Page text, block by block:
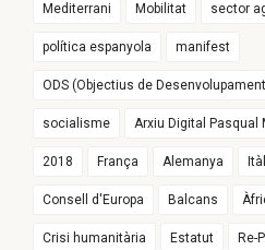
Mediterrani Mobilitat sector
política espanyola manifest
ODS (Objectius de
socialisme Arxiu Digital Pasqual
2018 França Alemanya
Consell d'Europa Balcans
Crisi humanitària Estatut Re-